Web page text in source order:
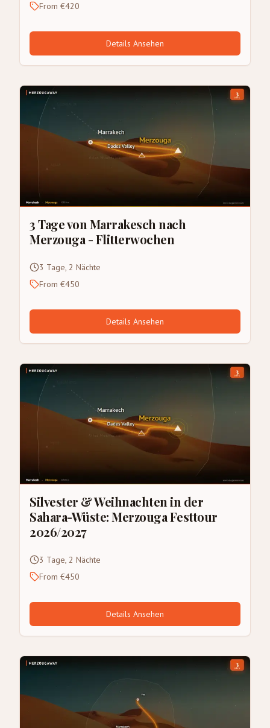
From €420
Details Ansehen
3 Tage von Marrakesch nach
Merzouga - Flitterwochen
3 Tage, 2 Nächte
From €450
Details Ansehen
Silvester & Weihnachten in der
Sahara-Wüste: Merzouga Festtour
2026/2027
3 Tage, 2 Nächte
From €450
Details Ansehen